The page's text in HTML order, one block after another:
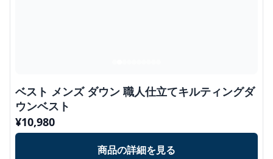
ベスト メンズ ダウン 職人仕立てキルティングダ
ウンベスト
¥10,980
商品の詳細を見る